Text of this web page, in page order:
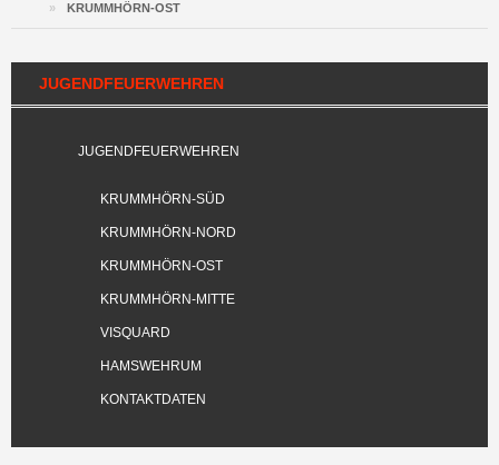
» KRUMMHÖRN-OST
JUGENDFEUERWEHREN
JUGENDFEUERWEHREN
KRUMMHÖRN-SÜD
KRUMMHÖRN-NORD
KRUMMHÖRN-OST
KRUMMHÖRN-MITTE
VISQUARD
HAMSWEHRUM
KONTAKTDATEN